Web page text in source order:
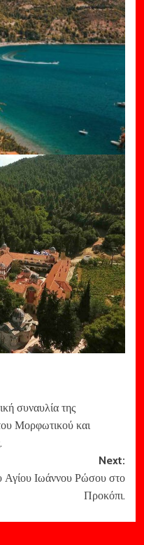
συναυλία της
Μορφωτικού και
Next:
Αγίου Ιωάννου Ρώσου στο
Προκόπι.